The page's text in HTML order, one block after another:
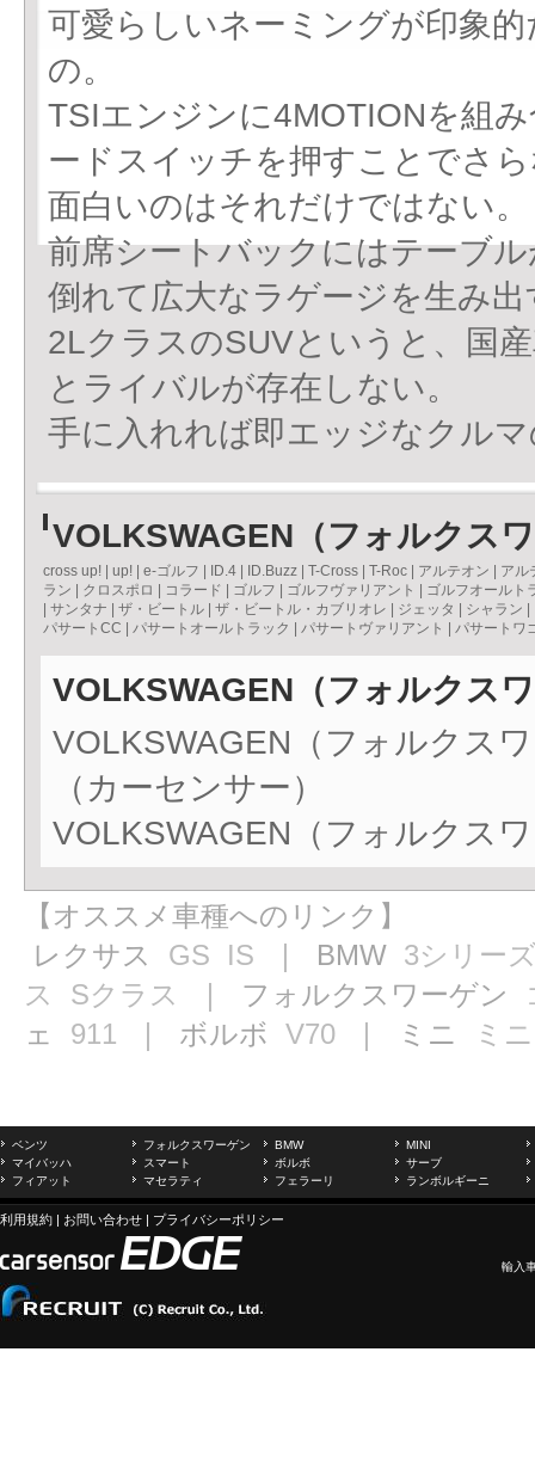
可愛らしいネーミングが印象
の。
TSIエンジンに4MOTIONを組
ードスイッチを押すことでさ
面白いのはそれだけではない。
前席シートバックにはテーブ
倒れて広大なラゲージを生み
2LクラスのSUVというと、国
とライバルが存在しない。
手に入れれば即エッジなクル
VOLKSWAGEN（フォルクス
cross up! up! e-ゴルフ ID.4 ID.Buzz T-Cross T-Roc アルテオン
アル
ラン
クロスポロ コラード ゴルフ ゴルフヴァリアント
ゴルフオールト
サンタナ ザ・ビートル ザ・ビートル・カブリオレ ジェッタ シャラン
パサートCC
パサートオールトラック パサートヴァリアント パサートワ
VOLKSWAGEN（フォルクス
VOLKSWAGEN（フォルクス
（カーセンサー）
VOLKSWAGEN（フォルクス
【オススメ車種へのリンク】
レクサス GS IS ｜ BMW 3シリー
ス
Sクラス ｜ フォルクスワーゲン
ェ 911 ｜ ボルボ V70 ｜ ミニ ミニ
ベンツ フォルクスワーゲン BMW
MINI
マイバッハ
スマート ボルボ
サーブ
フィアット
マセラティ フェラーリ ランボルギーニ
利用規約 | お問い合わせ | プライバシーポリシー
輸入